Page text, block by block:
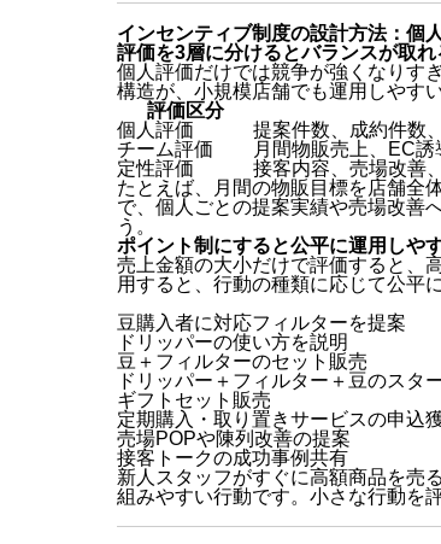
インセンティブ制度の設計方法：個
評価を3層に分けるとバランスが取れ
個人評価だけでは競争が強くなりす
構造が、小規模店舗でも運用しやす
評価区分
個人評価
提案件数、成約件数
チーム評価
月間物販売上、EC誘
定性評価
接客内容、売場改善
たとえば、月間の物販目標を店舗全
で、個人ごとの提案実績や売場改善
う。
ポイント制にすると公平に運用しや
売上金額の大小だけで評価すると、
用すると、行動の種類に応じて公平
豆購入者に対応フィルターを提案
ドリッパーの使い方を説明
豆＋フィルターのセット販売
ドリッパー＋フィルター＋豆のスタ
ギフトセット販売
定期購入・取り置きサービスの申込
売場POPや陳列改善の提案
接客トークの成功事例共有
新人スタッフがすぐに高額商品を売
組みやすい行動です。小さな行動を